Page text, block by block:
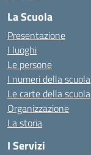
La Scuola
Presentazione
I luoghi
Le persone
I numeri della scuola
Le carte della scuola
Organizzazione
La storia
I Servizi